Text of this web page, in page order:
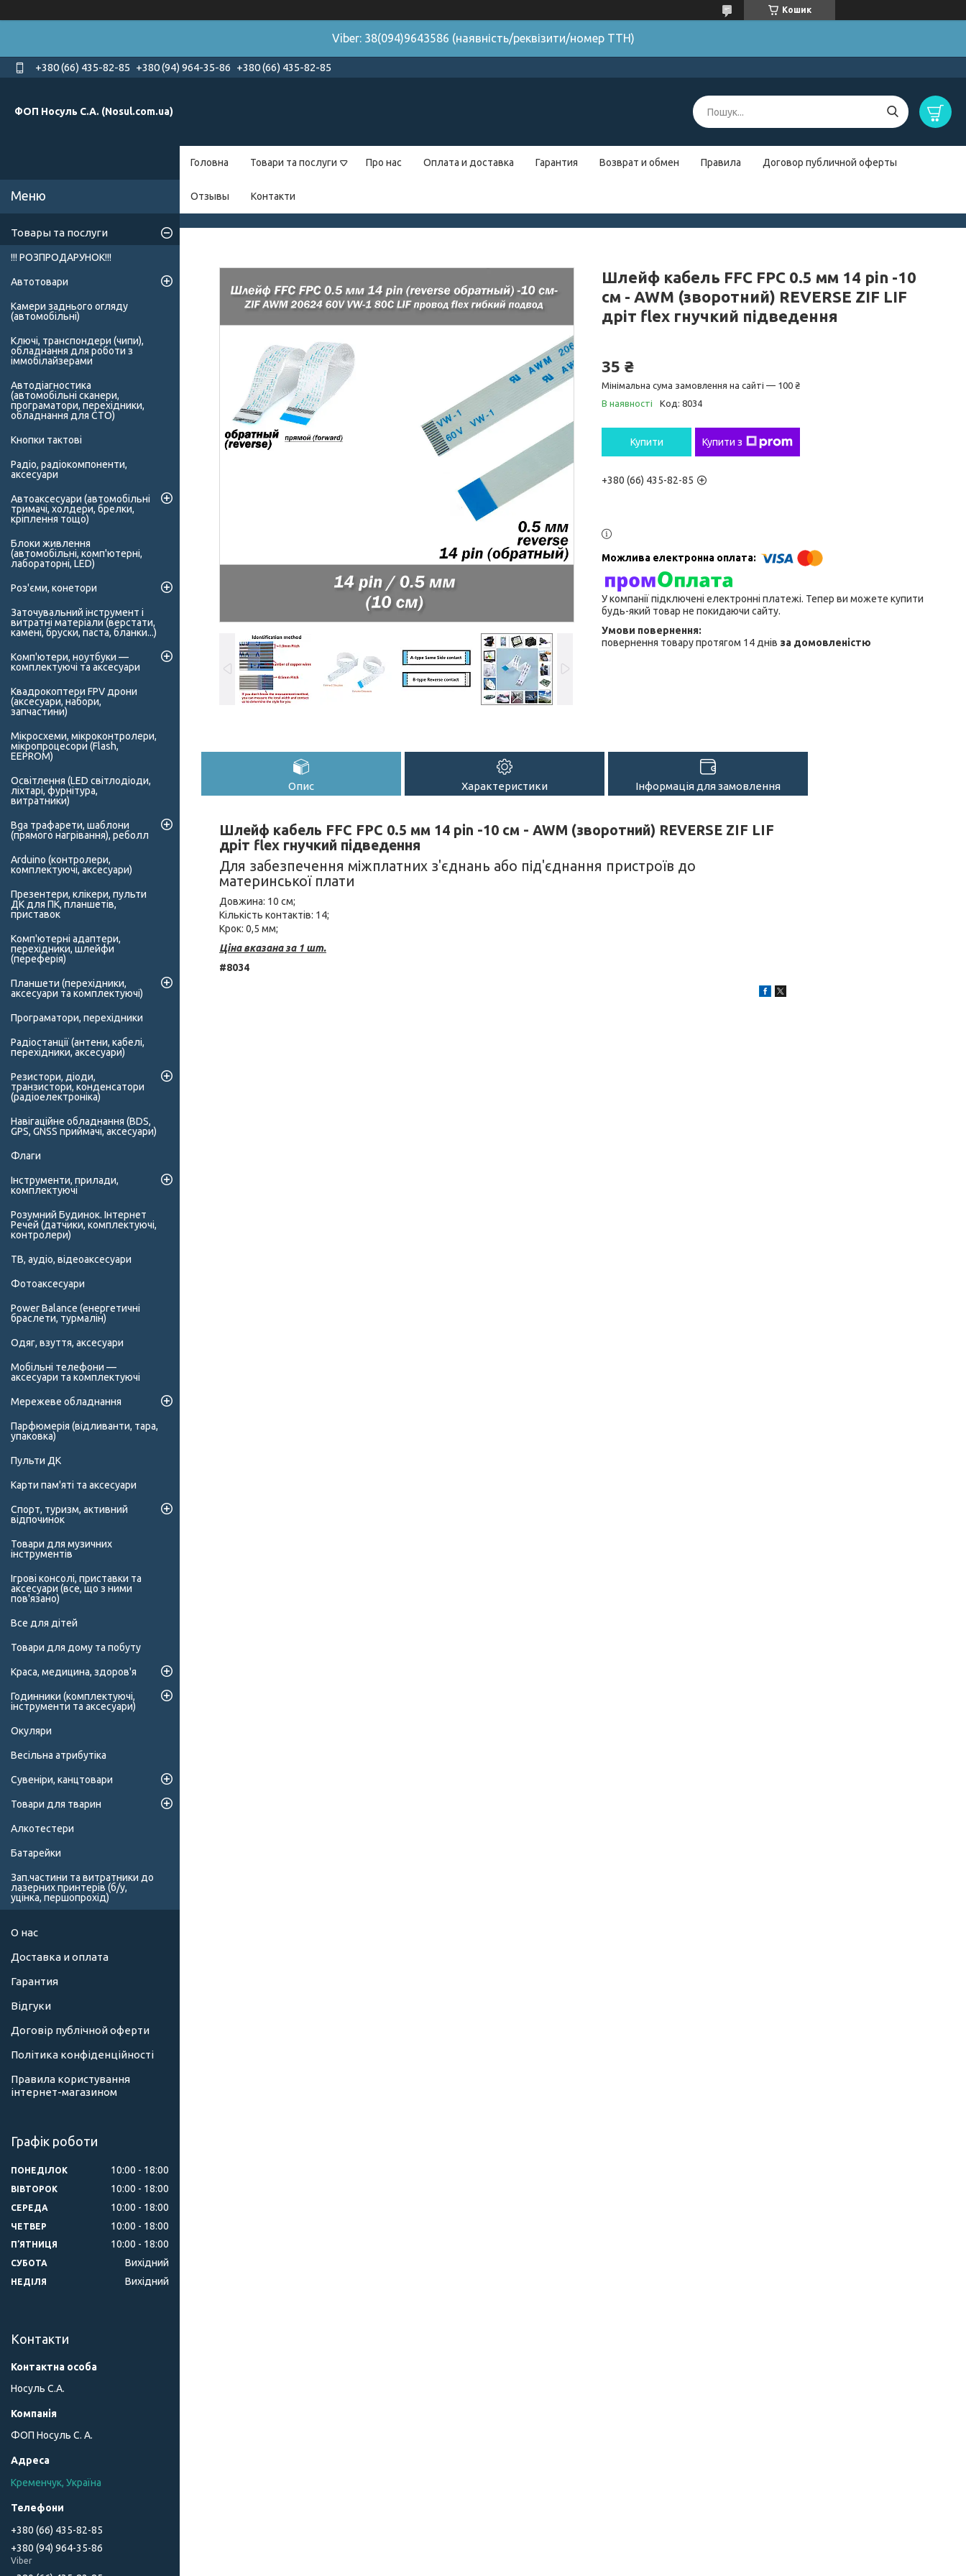
Кошик
Viber: 38(094)9643586 (наявність/реквізити/номер ТТН)
+380 (66) 435-82-85 +380 (94) 964-35-86 +380 (66) 435-82-85
ФОП Носуль С.А. (Nosul.com.ua)
Головна Товари та послуги Про нас Оплата и доставка Гарантия Возврат и обмен Правила Договор публичной оферты
Отзывы Контакти
Шлейф кабель FFC FPC 0.5 мм 14 pin -10
см - AWM (зворотний) REVERSE ZIF LIF
дріт flex гнучкий підведення
35 ₴
Мінімальна сума замовлення на сайті — 100 ₴
В наявності
Код: 8034
Купити Купити з
+380 (66) 435-82-85
У компанії підключені електронні платежі. Тепер ви можете купити
будь-який товар не покидаючи сайту.
повернення товару протягом 14 днів за домовленістю
Опис Характеристики Інформація для замовлення
Шлейф кабель FFC FPC 0.5 мм 14 pin -10 см - AWM (зворотний) REVERSE ZIF LIF
дріт flex гнучкий підведення
Для забезпечення міжплатних з'єднань або під'єднання пристроїв до
материнської плати
Довжина: 10 см;
Кількість контактів: 14;
Крок: 0,5 мм;
Ціна вказана за 1 шт.
#8034
Товары та послуги
!!! РОЗПРОДАРУНОК!!!
Автотовари
Камери заднього огляду
(автомобільні)
Ключі, транспондери (чипи),
обладнання для роботи з
іммобілайзерами
Автодіагностика
(автомобільні сканери,
програматори, перехідники,
обладнання для СТО)
Кнопки тактові
Радіо, радіокомпоненти,
аксесуари
Автоаксесуари (автомобільні
тримачі, холдери, брелки,
кріплення тощо)
Блоки живлення
(автомобільні, комп'ютерні,
лабораторні, LED)
Роз'єми, конетори
Заточувальний інструмент і
витратні матеріали (верстати,
камені, бруски, паста, бланки...)
Комп'ютери, ноутбуки —
комплектуючі та аксесуари
Квадрокоптери FPV дрони
(аксесуари, набори,
запчастини)
Мікросхеми, мікроконтролери,
мікропроцесори (Flash,
EEPROM)
Освітлення (LED світлодіоди,
ліхтарі, фурнітура,
витратники)
Bga трафарети, шаблони
(прямого нагрівання), реболл
Arduino (контролери,
комплектуючі, аксесуари)
Презентери, клікери, пульти
ДК для ПК, планшетів,
приставок
Комп'ютерні адаптери,
перехідники, шлейфи
(переферія)
Планшети (перехідники,
аксесуари та комплектуючі)
Програматори, перехідники
Радіостанції (антени, кабелі,
перехідники, аксесуари)
Резистори, діоди,
транзистори, конденсатори
(радіоелектроніка)
Навігаційне обладнання (BDS,
GPS, GNSS приймачі, аксесуари)
Флаги
Інструменти, прилади,
комплектуючі
Розумний Будинок. Інтернет
Речей (датчики, комплектуючі,
контролери)
ТВ, аудіо, відеоаксесуари
Фотоаксесуари
Power Balance (енергетичні
браслети, турмалін)
Одяг, взуття, аксесуари
Мобільні телефони —
аксесуари та комплектуючі
Мережеве обладнання
Парфюмерія (відливанти, тара,
упаковка)
Пульти ДК
Карти пам'яті та аксесуари
Спорт, туризм, активний
відпочинок
Товари для музичних
інструментів
Ігрові консолі, приставки та
аксесуари (все, що з ними
пов'язано)
Все для дітей
Товари для дому та побуту
Краса, медицина, здоров'я
Годинники (комплектуючі,
інструменти та аксесуари)
Окуляри
Весільна атрибутіка
Сувеніри, канцтовари
Товари для тварин
Алкотестери
Батарейки
Зап.частини та витратники до
лазерних принтерів (б/у,
уцінка, першопрохід)
О нас
Доставка и оплата
Гарантия
Відгуки
Договір публічной оферти
Політика конфіденційності
Правила користування
інтернет-магазином
Графік роботи
ПОНЕДІЛОК 10:00 18:00
ВІВТОРОК 10:00 18:00
СЕРЕДА 10:00 18:00
ЧЕТВЕР 10:00 18:00
ПʼЯТНИЦЯ 10:00 18:00
СУБОТА Вихідний
НЕДІЛЯ Вихідний
Контакти
Носуль С.А.
ФОП Носуль С. А.
Кременчук, Україна
+380 (66) 435-82-85
+380 (94) 964-35-86
Viber